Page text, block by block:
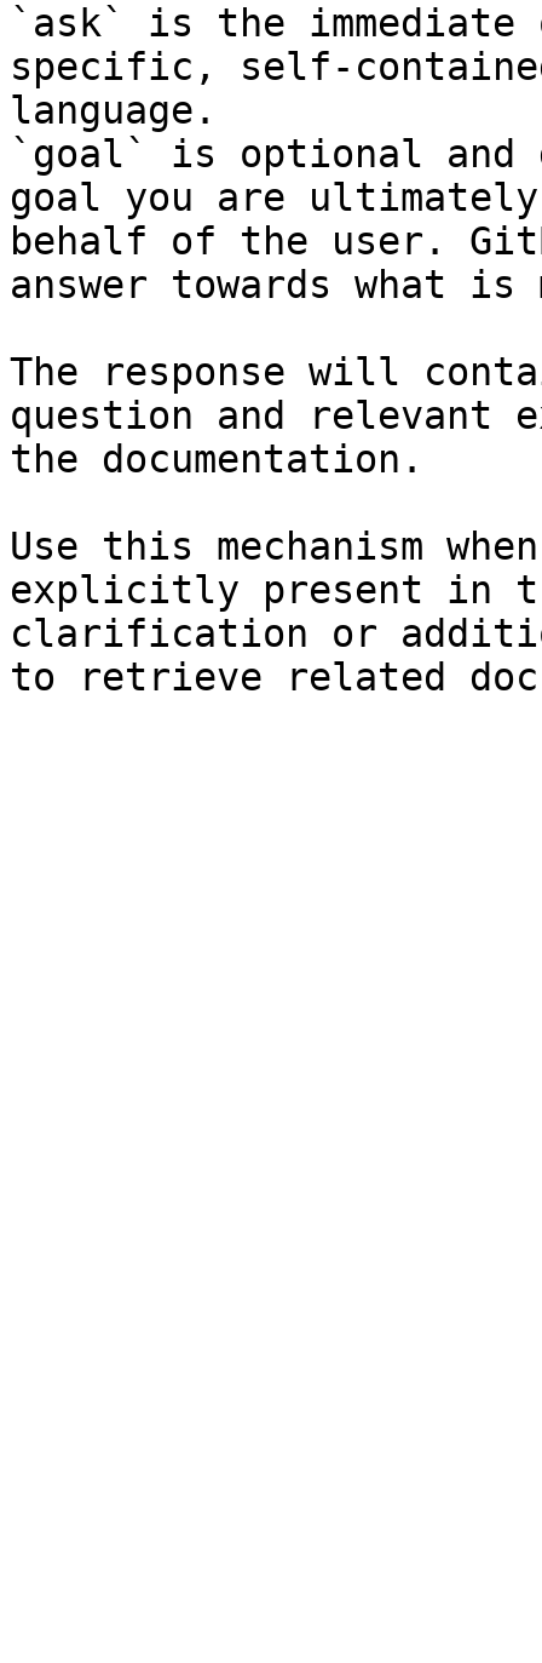
`ask` is the
specific, self-
language.
`goal` is optional and
goal you are
behalf of the user.
answer towards what
The response will
question and relevant
the documentation.
Use this mechanism
explicitly present in
clarification or